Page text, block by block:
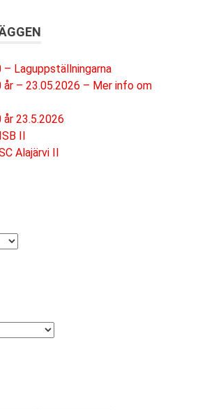
– Laguppställningarna
år – 23.05.2026 – Mer info om
år 23.5.2026
II
Alajärvi II